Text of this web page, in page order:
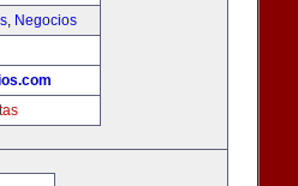
, Negocios